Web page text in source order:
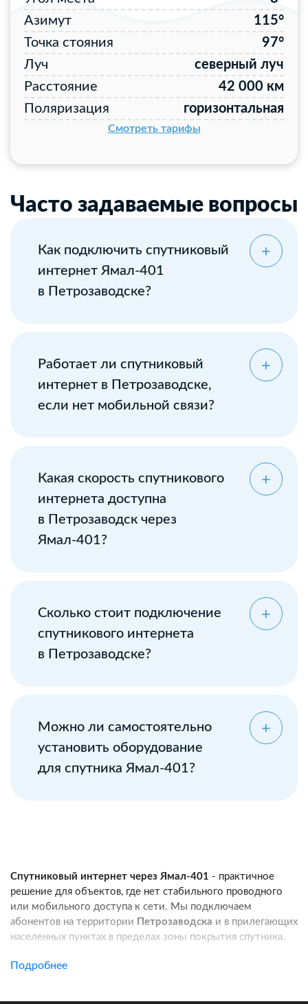
Азимут
115°
Точка стояния
97°
Луч
северный луч
Расстояние
42 000 км
Поляризация
горизонтальная
Смотреть тарифы
Часто задаваемые вопросы
Как подключить спутниковый
интернет Ямал-401
в Петрозаводске?
Работает ли спутниковый
интернет в Петрозаводске,
если нет мобильной связи?
Какая скорость спутникового
интернета доступна
в Петрозаводск через
Ямал-401?
Сколько стоит подключение
спутникового интернета
в Петрозаводске?
Можно ли самостоятельно
установить оборудование
для спутника Ямал-401?
Спутниковый интернет через Ямал-401 - практичное
решение для объектов, где нет стабильного проводного
или мобильного доступа к сети. Мы подключаем
абонентов на территории Петрозаводска и в прилегающих
населенных пунктах в пределах зоны покрытия спутника.
Услуга подходит для частных домов, дач, фермерских
Подробнее